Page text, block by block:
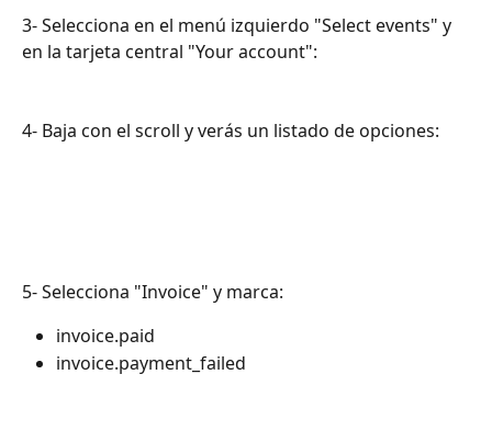
3- Selecciona en el menú izquierdo "Select events" y
en la tarjeta central "Your account":
4- Baja con el scroll y verás un listado de opciones:
5- Selecciona "Invoice" y marca:
invoice.paid
invoice.payment_failed